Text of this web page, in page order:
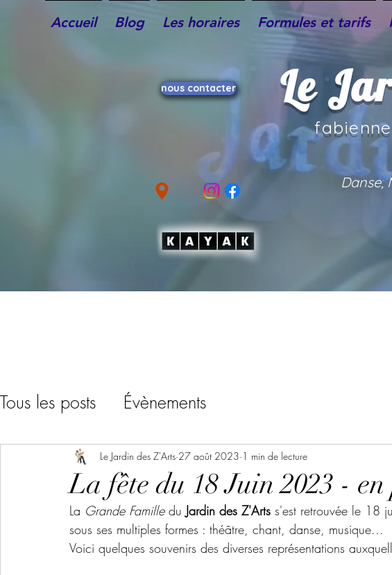
Accueil Blog Les horaires Formules et tarifs
nous contacter Le
Danse,
Tous les posts Évènements
La fête du 18 Juin 2023 - en
Le Jardin des Z'Arts 27 août 2023 1 min de lecture
La Grande Famille du Jardin des Z'Arts s'est retrouvée le 18
sous ses multiples formes : théâtre, chant, danse, musique...
Voici quelques souvenirs des diverses représentations